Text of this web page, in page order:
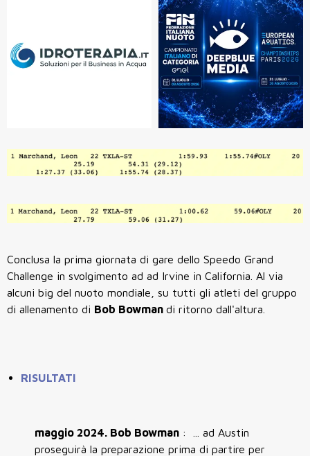
Conclusa la prima giornata di gare dello Speedo Grand
Challenge in svolgimento ad ad Irvine in California. Al via
alcuni big del nuoto mondiale, su tutti gli atleti del gruppo
di allenamento di Bob Bowman di ritorno dall'altura.
RISULTATI
maggio 2024. Bob Bowman : ... ad Austin
proseguirà la preparazione prima di partire per